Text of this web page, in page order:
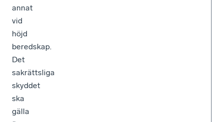
annat
vid
höjd
beredskap.
Det
sakrättsliga
skyddet
ska
gälla